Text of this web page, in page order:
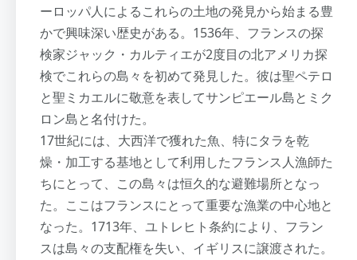
ーロッパ人によるこれらの土地の発見から始まる豊
かで興味深い歴史がある。1536年、フランスの探
検家ジャック・カルティエが2度目の北アメリカ探
検でこれらの島々を初めて発見した。彼は聖ペテロ
と聖ミカエルに敬意を表してサンピエール島とミク
ロン島と名付けた。
17世紀には、大西洋で獲れた魚、特にタラを乾
燥・加工する基地として利用したフランス人漁師た
ちにとって、この島々は恒久的な避難場所となっ
た。ここはフランスにとって重要な漁業の中心地と
なった。1713年、ユトレヒト条約により、フラン
スは島々の支配権を失い、イギリスに譲渡された。